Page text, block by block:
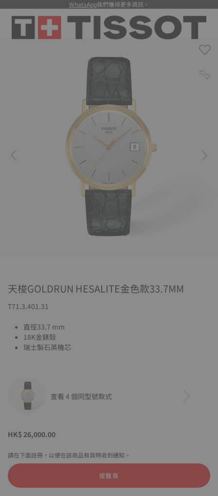
WhatsApp我們獲得更多資訊。
天梭GOLDRUN HESALITE金色款33.7MM
T71.3.401.31
直徑33.7 mm
18K金錶殼
瑞士製石英機芯
查看 4 個同型號款式
HK$ 26,000.00
請在下面註冊，以便在該商品有貨時收到通知。
提醒我